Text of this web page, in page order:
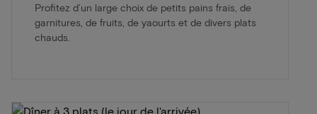
Profitez d’un large choix de petits pains frais, de
garnitures, de fruits, de yaourts et de divers plats
chauds.